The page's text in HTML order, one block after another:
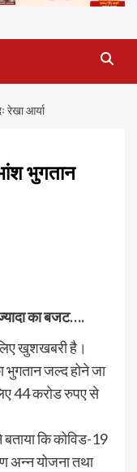
रेखा आर्या
भुगतान
का बजट….
खुशखबरी है।
जल्द होने जा
44 करोड रुपए से
बताया कि कोविड-19
अन्न योजना तथा